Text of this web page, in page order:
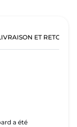
ET RETOURS
a été